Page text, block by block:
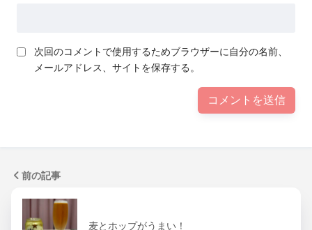
次回のコメントで使用するためブラウザーに自分の名前、
メールアドレス、サイトを保存する。
前の記事
麦とホップがうまい！